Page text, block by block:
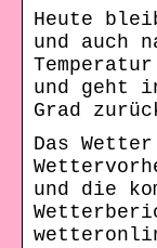
Heute
und auch
und geht
Grad
Das
und die